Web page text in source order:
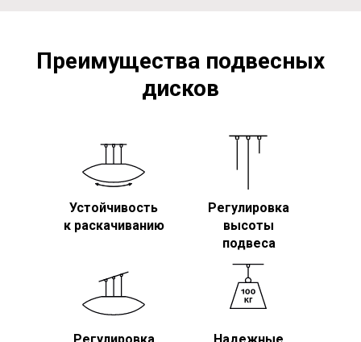
Преимущества подвесных
дисков
Надежные
Регулировка
высоты
подвеса
Устойчивость
к раскачиванию
Регулировка